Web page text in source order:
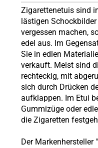
Zigarettenetuis sind
lästigen
vergessen machen,
edel aus. Im
Sie in edlen
verkauft. Meist sind
rechteckig, mit
sich durch Drücken
aufklappen. Im Etui
Gummizüge oder
die Zigaretten
Der Markenhersteller